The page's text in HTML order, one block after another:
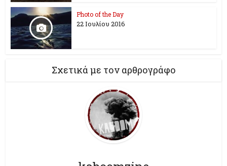
Photo of the Day
22 Ιουλίου 2016
Σχετικά με τον αρθρογράφο